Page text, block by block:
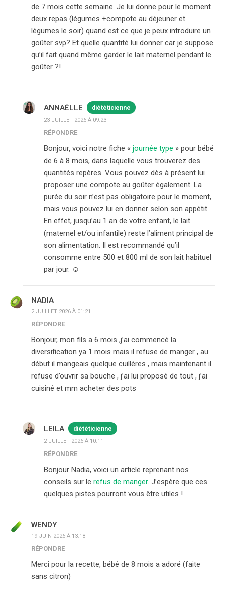
de 7 mois cette semaine. Je lui donne pour le moment
deux repas (légumes +compote au déjeuner et
légumes le soir) quand est ce que je peux introduire un
goûter svp? Et quelle quantité lui donner car je suppose
qu’il fait quand même garder le lait maternel pendant le
goûter ?!
ANNAËLLE diététicienne
23 JUILLET 2026 À 09:23
RÉPONDRE
Bonjour, voici notre fiche « journée type » pour bébé
de 6 à 8 mois, dans laquelle vous trouverez des
quantités repères. Vous pouvez dès à présent lui
proposer une compote au goûter également. La
purée du soir n’est pas obligatoire pour le moment,
mais vous pouvez lui en donner selon son appétit.
En effet, jusqu’au 1 an de votre enfant, le lait
(maternel et/ou infantile) reste l’aliment principal de
son alimentation. Il est recommandé qu’il
consomme entre 500 et 800 ml de son lait habituel
par jour. ☺️
NADIA
2 JUILLET 2026 À 01:21
RÉPONDRE
Bonjour, mon fils a 6 mois ,j’ai commencé la
diversification ya 1 mois mais il refuse de manger , au
début il mangeais quelque cuillères , mais maintenant il
refuse d’ouvrir sa bouche , j’ai lui proposé de tout , j’ai
cuisiné et mm acheter des pots
LEILA diététicienne
2 JUILLET 2026 À 10:11
RÉPONDRE
Bonjour Nadia, voici un article reprenant nos
conseils sur le refus de manger. J’espère que ces
quelques pistes pourront vous être utiles !
WENDY
19 JUIN 2026 À 13:18
RÉPONDRE
Merci pour la recette, bébé de 8 mois a adoré (faite
sans citron)